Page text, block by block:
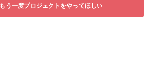
もう一度プロジェクトをやってほしい